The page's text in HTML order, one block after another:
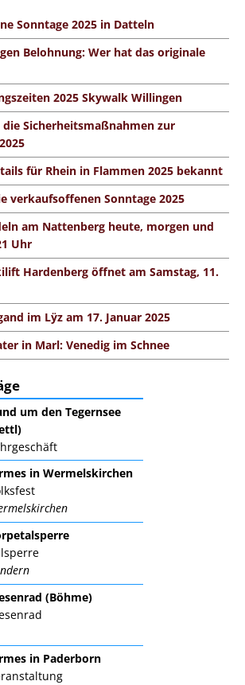
Sonntage 2025 in Datteln
Belohnung: Wer hat das originale
2025 Skywalk Willingen
Sicherheitsmaßnahmen zur
für Rhein in Flammen 2025 bekannt
verkaufsoffenen Sonntage 2025
am Nattenberg heute, morgen und
Uhr
Hardenberg öffnet am Samstag, 11.
im Lÿz am 17. Januar 2025
in Marl: Venedig im Schnee
um den Tegernsee
in Wermelskirchen
(Böhme)
in Paderborn